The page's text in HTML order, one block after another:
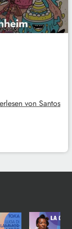
von Santos